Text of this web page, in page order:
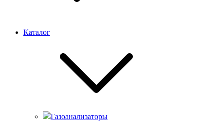
Каталог
Газоанализаторы